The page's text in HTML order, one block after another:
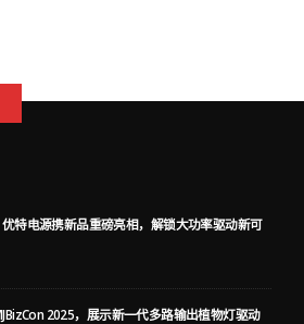
特电源携新品重磅亮相，解锁大功率驱动新可
2025，展示新一代多路输出植物灯驱动